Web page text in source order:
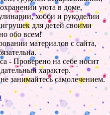
уюта в доме,
хобби и рукоделии
для детей своими
обо всем!
материалов с сайта,
- Проверено на себе носит
характер.
занимайтесь самолечением.